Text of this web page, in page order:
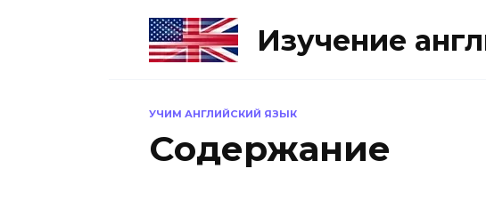
Изучение
УЧИМ АНГЛИЙСКИЙ ЯЗЫК
Содержание